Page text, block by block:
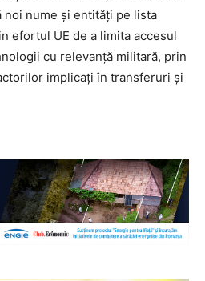
noi nume și entități pe lista
efortul UE de a limita accesul
cu relevanță militară, prin
implicați în transferuri și